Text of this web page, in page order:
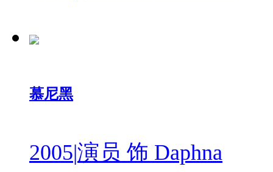
慕尼黑
2005|演员 饰 Daphna